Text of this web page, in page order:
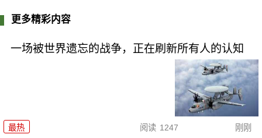
更多精彩内容
一场被世界遗忘的战争，正在刷新所有人的认知
最热 阅读 1247 刚刚